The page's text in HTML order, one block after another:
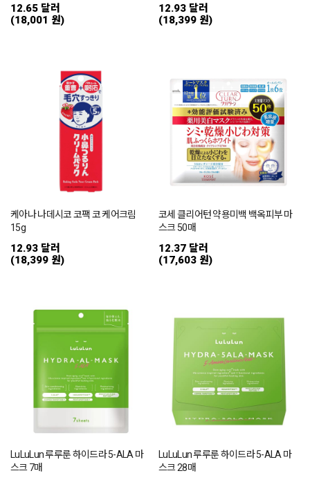
12.65 달러
(18,001 원)
12.93 달러
(18,399 원)
케아나 나데시코 코팩 코 케어크림
15g
12.93 달러
(18,399 원)
코세 클리어턴 약용미백 백옥피부 마
스크 50매
12.37 달러
(17,603 원)
LuLuLun 루루룬 하이드라 5-ALA 마
스크 7매
LuLuLun 루루룬 하이드라 5-ALA 마
스크 28매